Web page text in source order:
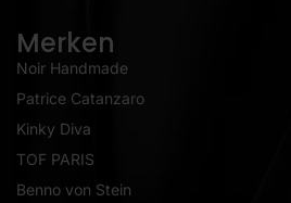
Merken
Noir Handmade
Patrice Catanzaro
Kinky Diva
TOF PARIS
Benno von Stein